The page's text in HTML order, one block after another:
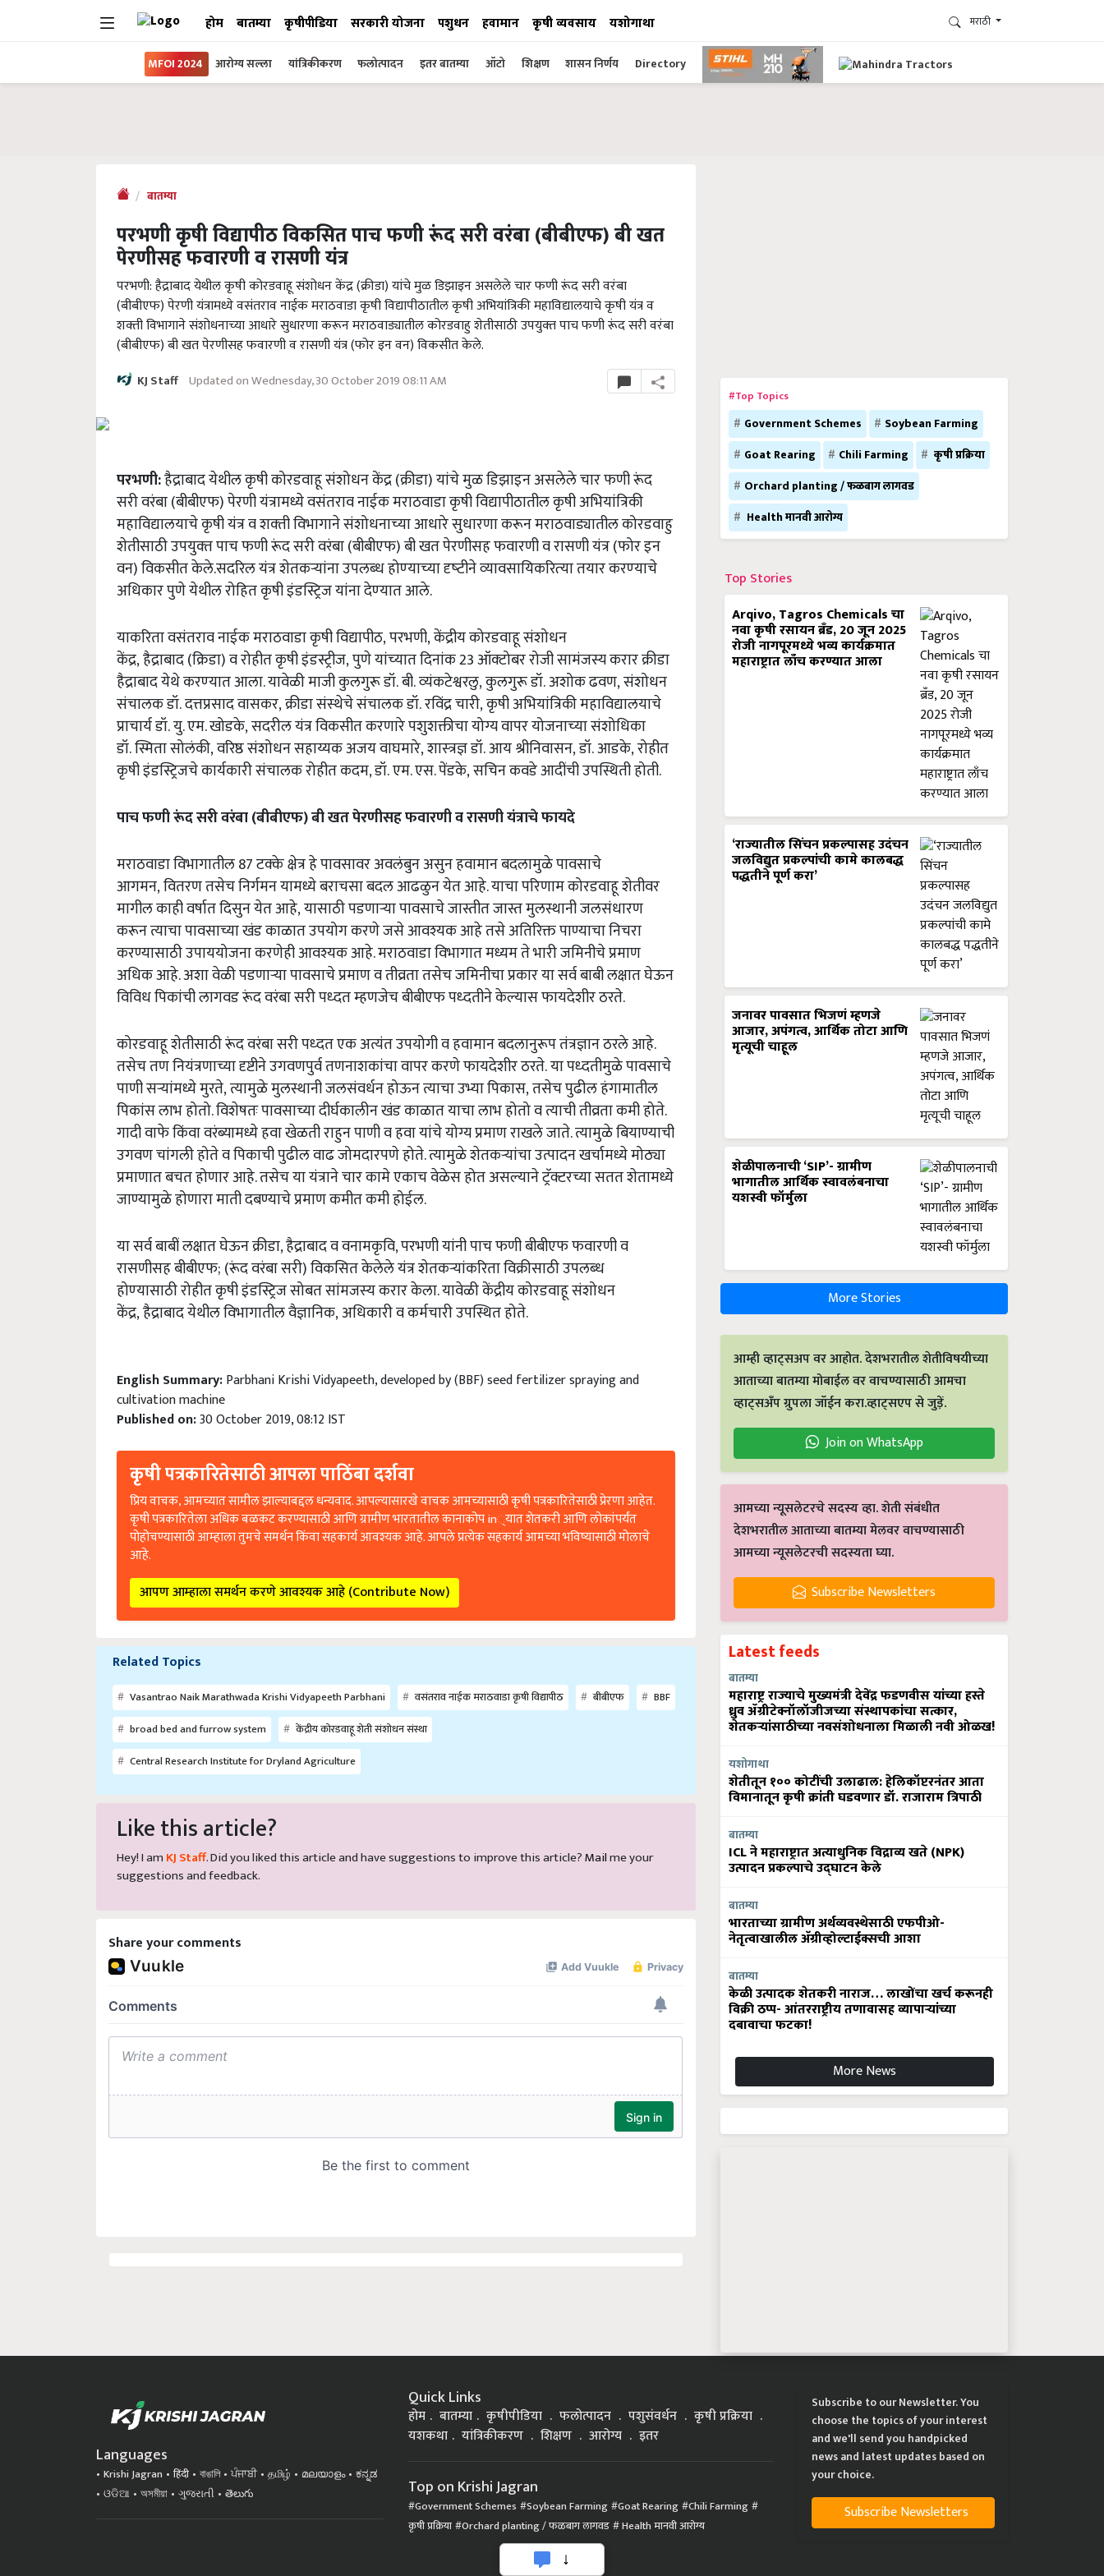
होम बातम्या कृषीपीडिया सरकारी योजना पशुधन हवामान कृषी व्यवसाय यशोगाथा मराठी
MFOI 2024 आरोग्य सल्ला यांत्रिकीकरण फलोत्पादन इतर बातम्या ऑटो शिक्षण शासन निर्णय Directory
बातम्या
परभणी कृषी विद्यापीठ विकसित पाच फणी रूंद सरी वरंबा (बीबीएफ) बी खत
पेरणीसह फवारणी व रासणी यंत्र
परभणी: हैद्राबाद येथील कृषी कोरडवाहू संशोधन केंद्र (क्रीडा) यांचे मुळ डिझाइन असलेले चार फणी रूंद सरी वरंबा
(बीबीएफ) पेरणी यंत्रामध्ये वसंतराव नाईक मराठवाडा कृषी विद्यापीठातील कृषी अभियांत्रिकी महाविद्यालयाचे कृषी यंत्र व
शक्‍ती विभागाने संशोधनाच्‍या आधारे सुधारणा करून मराठवाड्यातील कोरडवाहु शेतीसाठी उपयुक्‍त पाच फणी रूंद सरी वरंबा
(बीबीएफ) बी खत पेरणीसह फवारणी व रासणी यंत्र (फोर इन वन) विकसीत केले.
KJ Staff Updated on Wednesday, 30 October 2019 08:11 AM
परभणी:हैद्राबाद येथील कृषी कोरडवाहू संशोधन केंद्र (क्रीडा) यांचे मुळ डिझाइन असलेले चार फणी रूंद
सरी वरंबा (बीबीएफ) पेरणी यंत्रामध्ये वसंतराव नाईक मराठवाडा कृषी विद्यापीठातील कृषी अभियांत्रिकी
महाविद्यालयाचे कृषी यंत्र व शक्‍ती विभागाने संशोधनाच्‍या आधारे सुधारणा करून मराठवाड्यातील कोरडवाहु
शेतीसाठी उपयुक्‍त पाच फणी रूंद सरी वरंबा (बीबीएफ) बी खत पेरणीसह फवारणी व रासणी यंत्र (फोर इन
वन) विकसीत केले.सदरिल यंत्र शेतकऱ्यांना उपलब्‍ध होण्‍याच्‍या दृष्‍टीने व्‍यावसा‍यिकरित्‍या तयार करण्‍याचे
अधिकार पुणे येथील रोहित कृषी इंडस्ट्रिज यांना देण्‍यात आले.
याकरितावसंतराव नाईक मराठवाडा कृषी विद्यापीठ,परभणी,केंद्रीय कोरडवाहू संशोधन
केंद्र,हैद्राबाद(क्रिडा)व रोहीत कृषी इंडस्ट्रीज,पुणे यांच्‍यातदिनांक 23 ऑक्‍टोबर रोजीसामंजस्य करारक्रीडा
हैद्राबाद येथे करण्‍यात आला. यावेळीमाजी कुलगुरू डॉ.बी.व्‍यंकटेश्वरलु,कुलगुरू डॉ.अशोक ढवण,संशोधन
संचालक डॉ.दत्तप्रसाद वासकर,क्रीडा संस्‍थेचे संचालक डॉ.रविंद्र चारी,कृषीअभियांत्रिकी महाविद्यालयाचे
प्राचार्य डॉ.यु. एम. खोडके,सदरील यंत्र विकसीत करणारे पशुशक्तीचा योग्य वापर योजनाच्‍यासंशोधिका
डॉ.स्मिता सोलंकी,वरिष्ठ संशोधन सहाय्यक अजय वाघमारे,शास्‍त्रज्ञ डॉ.आय श्रीनिवासन,डॉ.आडके,रोहीत
कृषी इंडस्ट्रिजचेकार्यकारी संचालकरोहीत कदम, डॉ.एम. एस. पेंडके,सचिन कवडेआदींचीउपस्थिती होती.
पाच फणी रूंद सरी वरंबा(बीबीएफ)बी खत पेरणीसह फवारणी व रासणीयंत्राचेफायदे
मराठवाडा विभागातील87टक्के क्षेत्र हे पावसावर अवलंबुनअसुनहवामान बदलामुळे पावसाचे
आगमन,वितरण तसेच निर्गमन यामध्ये बराचसा बदल आढळुन येत आहे. याचा परिणाम कोरडवाहू शेतीवर
मागील काही वर्षात दिसुन येत आहे,यासाठी पडणाऱ्यापावसाचे जास्तीत जास्त मुलस्थानी जलसंधारण
करून त्याचा पावसाच्या खंड काळात उपयोग करणे जसे आवश्यक आहे तसे अतिरिक्त पाण्याचा निचरा
करण्यासाठी उपाययोजना करणेही आवश्यक आहे. मराठवाडा विभागात मध्यम ते भारी जमिनीचे प्रमाण
अधिक आहे. अशा वेळी पडणाऱ्यापावसाचे प्रमाण वतीव्रतातसेचजमिनीचा प्रकारया सर्व बाबीलक्षात घेऊन
विविध पिकांची लागवड रूंद वरंबा सरी पध्दतम्‍हणजेचबीबीएफ पध्दतीनेकेल्यास फायदेशीर ठरते.
कोरडवाहू शेतीसाठी रूंद वरंबा सरी पध्दत एक अत्यंत उपयोगी व हवामान बदलानुरूप तंत्रज्ञान ठरले आहे.
तसेच तण नियंत्रणाच्या दृष्टीने उगवणपुर्व तणनाशकांचा वापर करणे फायदेशीर ठरते.या पध्‍दतीमुळेपावसाचे
पाणी सऱ्यांमध्ये मुरते,त्यामुळे मुलस्थानी जलसंवर्धन होऊन त्याचा उभ्या पिकास,तसेच पुढील हंगामातील
पिकांस लाभ होतो. विशेषतः पावसाच्या दीर्घकालीन खंड काळात याचा लाभ होतो व त्याची तीव्रता कमी होते.
गादी वाफे किंवा वरंब्यामध्ये हवा खेळती राहुन पाणी व हवा यांचे योग्य प्रमाण राखले जाते. त्यामुळे बियाण्याची
उगवण चांगली होते व पिकाची पुढील वाढ जोमदारपणे होते. त्यामुळे शेतकऱ्यांचा उत्पादन खर्चामध्ये मोठ्या
प्रमाणात बचत होणार आहे. तसेच या यंत्राने चार कामे एकाच वेळेस होत असल्याने ट्रॅक्टरच्या सतत शेतामध्ये
जाण्यामुळे होणारा माती दबण्याचे प्रमाण कमीत कमी होईल.
या सर्व बाबीं लक्षात घेऊन क्रीडा, हैद्राबाद व वनामकृवि, परभणी यांनीपाच फणी बीबीएफ फवारणी व
रासणीसह बीबीएफ;(रूंद वरंबा सरी)विकसित केलेले यंत्र शेतकऱ्यांकरिता विक्रीसाठी उपलब्‍ध
होण्‍यासाठीरोहीत कृषी इंडस्ट्रिजसोबत सांमजस्‍य करार केला. यावेळीकेंद्रीय कोरडवाहू संशोधन
केंद्र,हैद्राबादयेथील विभागातील वैज्ञानिक,अधिकारी व कर्मचारी उपस्थित होते.
English Summary:Parbhani Krishi Vidyapeeth, developed by (BBF) seed fertilizer spraying and
cultivation machine
Published on:30 October 2019, 08:12 IST
कृषी पत्रकारितेसाठी आपला पाठिंबा दर्शवा
प्रिय वाचक, आमच्यात सामील झाल्याबद्दल धन्यवाद. आपल्यासारखे वाचक आमच्यासाठी कृषी पत्रकारितेसाठी प्रेरणा आहेत.
कृषी पत्रकारितेला अधिक बळकट करण्यासाठी आणि ग्रामीण भारतातील कानाकोप in्यात शेतकरी आणि लोकांपर्यंत
पोहोचण्यासाठी आम्हाला तुमचे समर्थन किंवा सहकार्य आवश्यक आहे. आपले प्रत्येक सहकार्य आमच्या भविष्यासाठी मोलाचे
आहे.
आपण आम्हाला समर्थन करणे आवश्यक आहे (Contribute Now)
Related Topics
Vasantrao Naik Marathwada Krishi Vidyapeeth Parbhani वसंतराव नाईक मराठवाडा कृषी विद्यापीठ बीबीएफ
BBF
broad bed and furrow system
केंद्रीय कोरडवाहू शेती संशोधन संस्था
Central Research Institute for Dryland Agriculture
Like this article?
Hey! I am KJ Staff. Did you liked this article and have suggestions to improve this article?Mailme your
suggestions and feedback.
Share your comments
#Top Topics
Government Schemes
Soybean Farming
Goat Rearing
Chili Farming
कृषी प्रक्रिया
Orchard planting / फळबाग लागवड
Health मानवी आरोग्य
Top Stories
Arqivo, Tagros Chemicals चा
नवा कृषी रसायन ब्रँड, 20 जून 2025
रोजी नागपूरमध्ये भव्य कार्यक्रमात
महाराष्ट्रात लाँच करण्यात आला
‘राज्यातील सिंचन प्रकल्पासह उदंचन
जलविद्युत प्रकल्पांची कामे कालबद्ध
पद्धतीने पूर्ण करा’
जनावर पावसात भिजणं म्हणजे
आजार, अपंगत्व, आर्थिक तोटा आणि
मृत्यूची चाहूल
शेळीपालनाची ‘SIP’- ग्रामीण
भागातील आर्थिक स्वावलंबनाचा
यशस्वी फॉर्मुला
More Stories
आम्ही व्हाट्सअप वर आहोत. देशभरातील शेतीविषयीच्या
आताच्या बातम्या मोबाईल वर वाचण्यासाठी आमचा
व्हाट्सअँप ग्रुपला जॉईन करा.व्हाट्सएप से जुड़ें.
Join on WhatsApp
आमच्या न्यूसलेटरचे सदस्य व्हा. शेती संबंधीत
देशभरातील आताच्या बातम्या मेलवर वाचण्यासाठी
आमच्या न्यूसलेटरची सदस्यता घ्या.
Subscribe Newsletters
Latest feeds
बातम्या
महाराष्ट्र राज्याचे मुख्यमंत्री देवेंद्र फडणवीस यांच्या हस्ते
ध्रुव ॲग्रीटेक्नॉलॉजीजच्या संस्थापकांचा सत्कार,
शेतकऱ्यांसाठीच्या नवसंशोधनाला मिळाली नवी ओळख!
यशोगाथा
शेतीतून १०० कोटींची उलाढाल: हेलिकॉप्टरनंतर आता
विमानातून कृषी क्रांती घडवणार डॉ. राजाराम त्रिपाठी
बातम्या
ICL ने महाराष्ट्रात अत्याधुनिक विद्राव्य खते (NPK)
उत्पादन प्रकल्पाचे उद्घाटन केले
बातम्या
भारताच्या ग्रामीण अर्थव्यवस्थेसाठी एफपीओ-
नेतृत्वाखालील अ‍ॅग्रीव्होल्टाईक्सची आशा
बातम्या
केळी उत्पादक शेतकरी नाराज… लाखोंचा खर्च करूनही
विक्री ठप्प- आंतरराष्ट्रीय तणावासह व्यापाऱ्यांच्या
दबावाचा फटका!
More News
Languages
Krishi Jagran हिंदी বাঙালি ਪੰਜਾਬੀ தமிழ் മലയാളം
ಕನ್ನಡ
ଓଡିଆ
অসমীয়া ગુજરાતી తెలుగు
Quick Links
होम बातम्या कृषीपीडिया फलोत्पादन पशुसंवर्धन
कृषी प्रक्रिया
यशकथा
यांत्रिकीकरण शिक्षण आरोग्य इतर
Top on Krishi Jagran
Government Schemes Soybean Farming Goat Rearing Chili Farming
कृषी प्रक्रिया Orchard planting / फळबाग लागवड Health मानवी आरोग्य
Subscribe to our Newsletter. You
choose the topics of your interest
and we'll send you handpicked
news and latest updates based on
your choice.
Subscribe Newsletters